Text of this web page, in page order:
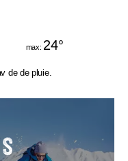
24°
de de pluie.